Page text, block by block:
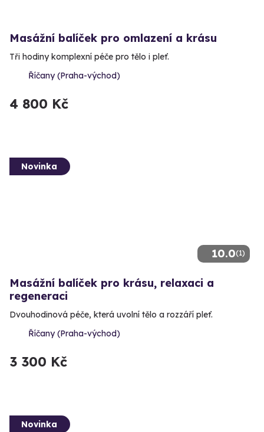
Masážní balíček pro omlazení a krásu
Tři hodiny komplexní péče pro tělo i pleť.
Říčany (Praha-východ)
4 800 Kč
10.0(1)
Novinka
Masážní balíček pro krásu, relaxaci a
regeneraci
Dvouhodinová péče, která uvolní tělo a rozzáří pleť.
Říčany (Praha-východ)
3 300 Kč
Novinka